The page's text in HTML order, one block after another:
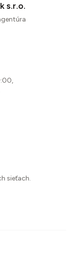
s.r.o.
sieťach.